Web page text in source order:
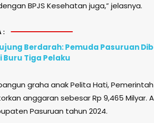
BPJS Kesehatan juga,” jelasnya.
Berdarah: Pemuda Pasuruan
Buru Tiga Pelaku
graha anak Pelita Hati,
anggaran sebesar Rp 9,465 Milyar.
Pasuruan tahun 2024.